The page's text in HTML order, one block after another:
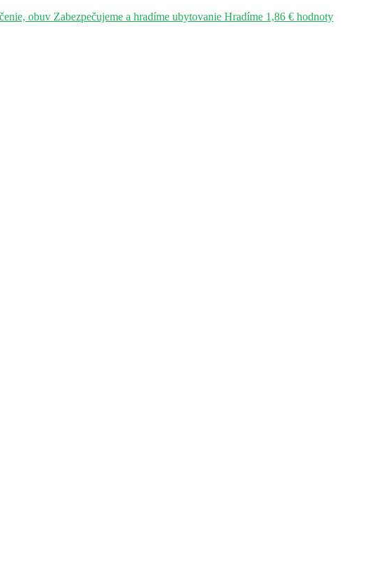
obuv Zabezpečujeme a hradíme ubytovanie Hradíme 1,86 € hodnoty